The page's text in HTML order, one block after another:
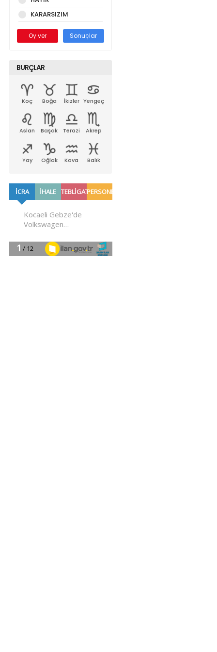
KARARSIZIM
Oy ver Sonuçlar
BURÇLAR
Koç Boğa İkizler Yengeç
Aslan Başak Terazi Akrep
Yay Oğlak Kova Balık